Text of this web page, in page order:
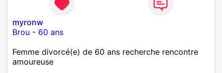
myronw
Brou - 60 ans
Femme divorcé(e) de 60 ans recherche rencontre
amoureuse